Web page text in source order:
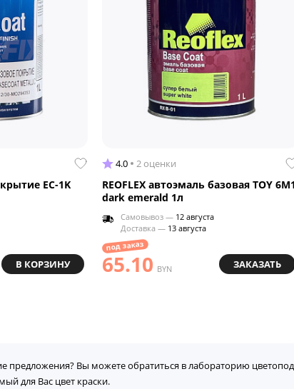
EC-1K
В КОРЗИНУ
4.0 2 оценки
REOFLEX автоэмаль базовая TOY 6M1
dark emerald 1л
Самовывоз — 12 августа
Доставка — 13 августа
под заказ
65.10 BYN ЗАКАЗАТЬ
предложения? Вы можете обратиться в лабораторию
для Вас цвет краски.